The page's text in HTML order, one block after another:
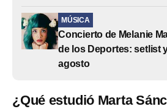
MÚSICA
Concierto de Melanie
de los Deportes: setlist
agosto
¿Qué estudió Marta